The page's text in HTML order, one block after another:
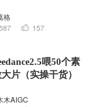
格
157
喂50个素
片（实操干货）
木AIGC